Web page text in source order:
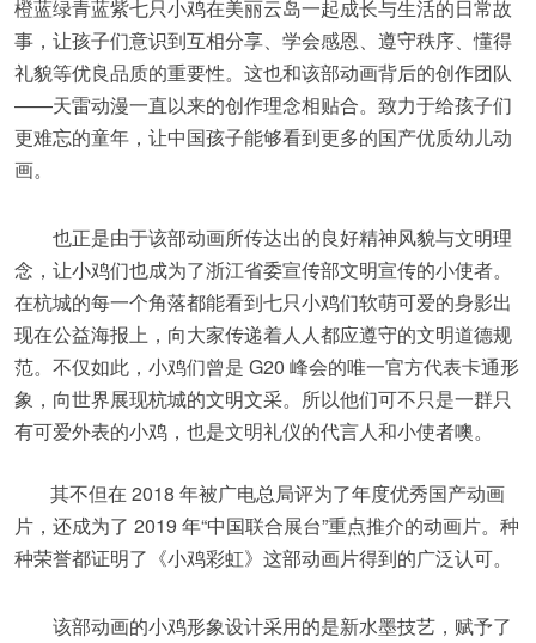
橙蓝绿青蓝紫七只小鸡在美丽云岛一起成长与生活的日常故
事，让孩子们意识到互相分享、学会感恩、遵守秩序、懂得
礼貌等优良品质的重要性。这也和该部动画背后的创作团队
——天雷动漫一直以来的创作理念相贴合。致力于给孩子们
更难忘的童年，让中国孩子能够看到更多的国产优质幼儿动
画。
也正是由于该部动画所传达出的良好精神风貌与文明理
念，让小鸡们也成为了浙江省委宣传部文明宣传的小使者。
在杭城的每一个角落都能看到七只小鸡们软萌可爱的身影出
现在公益海报上，向大家传递着人人都应遵守的文明道德规
范。不仅如此，小鸡们曾是 G20 峰会的唯一官方代表卡通形
象，向世界展现杭城的文明文采。所以他们可不只是一群只
有可爱外表的小鸡，也是文明礼仪的代言人和小使者噢。
其不但在 2018 年被广电总局评为了年度优秀国产动画
片，还成为了 2019 年“中国联合展台”重点推介的动画片。种
种荣誉都证明了《小鸡彩虹》这部动画片得到的广泛认可。
该部动画的小鸡形象设计采用的是新水墨技艺，赋予了